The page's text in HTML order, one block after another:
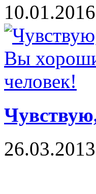
10.01.2016
26.03.2013